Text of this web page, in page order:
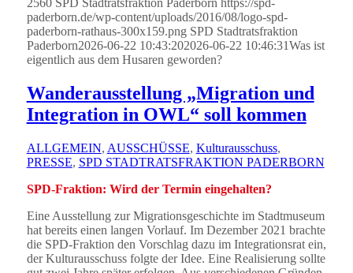
paderborn.de/wp-content/uploads/2016/08/logo-spd-
paderborn-rathaus-300x159.png SPD Stadtratsfraktion
Paderborn2026-06-22 10:43:202026-06-22 10:46:31Was ist
eigentlich aus dem Husaren geworden?
Wanderausstellung „Migration und
Integration in OWL“ soll kommen
ALLGEMEIN, AUSSCHÜSSE, Kulturausschuss,
PRESSE, SPD STADTRATSFRAKTION PADERBORN
SPD-Fraktion: Wird der Termin eingehalten?
Eine Ausstellung zur Migrationsgeschichte im Stadtmuseum
hat bereits einen langen Vorlauf. Im Dezember 2021 brachte
die SPD-Fraktion den Vorschlag dazu im Integrationsrat ein,
der Kulturausschuss folgte der Idee. Eine Realisierung sollte